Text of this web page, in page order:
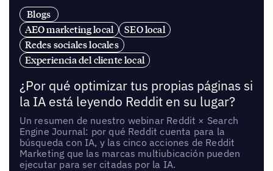
Blogs
AEO marketing local
SEO local
Redes sociales locales
Experiencia del cliente local
¿Por qué optimizar tus propias páginas si
la IA está leyendo Reddit en su lugar?
Un resumen de nuestro webinar Reddit × Search
Engine Journal: por qué Reddit cuenta para la
búsqueda con IA, y las cinco acciones de Reddit
Marketing que las marcas multiubicación pueden
ejecutar para ser citadas por la IA.